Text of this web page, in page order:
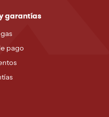
garantías
pago